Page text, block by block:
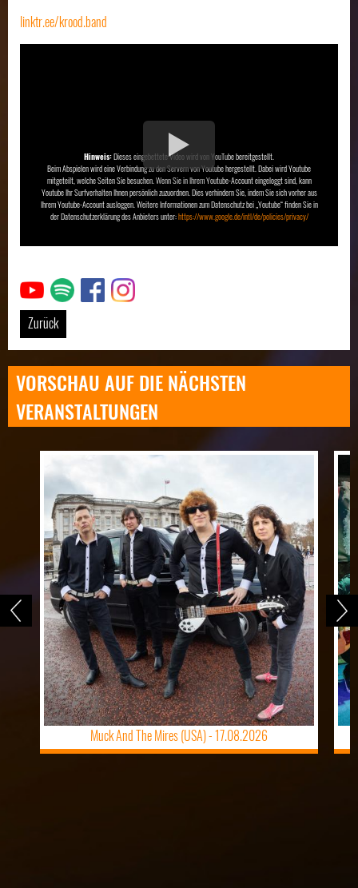
linktr.ee/krood.band
Hinweis:Dieses eingebettete Video wird von YouTube bereitgestellt.
Beim Abspielen wird eine Verbindung zu den Servern von Youtube hergestellt. Dabei wird Youtube
mitgeteilt, welche Seiten Sie besuchen. Wenn Sie in Ihrem Youtube-Account eingeloggt sind, kann
Youtube Ihr Surfverhalten Ihnen persönlich zuzuordnen. Dies verhindern Sie, indem Sie sich vorher aus
Ihrem Youtube-Account ausloggen. Weitere Informationen zum Datenschutz bei „Youtube“ finden Sie in
der Datenschutzerklärung des Anbieters unter:https://www.google.de/intl/de/policies/privacy/
Link Link Link
Link
Zurück
VORSCHAU AUF DIE NÄCHSTEN
VERANSTALTUNGEN
Muck And The Mires (USA) -17.08.2026